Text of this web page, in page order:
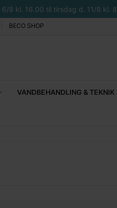
8 kl. 16.00 til tirsdag d. 11/8 kl.
BECO SHOP
VANDBEHANDLING & TEKNIK